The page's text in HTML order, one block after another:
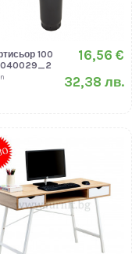
100
16,56 €
32,38 лв.